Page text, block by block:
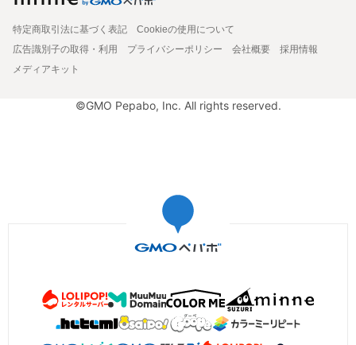
特定商取引法に基づく表記
Cookieの使用について
広告識別子の取得・利用
プライバシーポリシー 会社概要
採用情報
メディアキット
©GMO Pepabo, Inc. All rights reserved.